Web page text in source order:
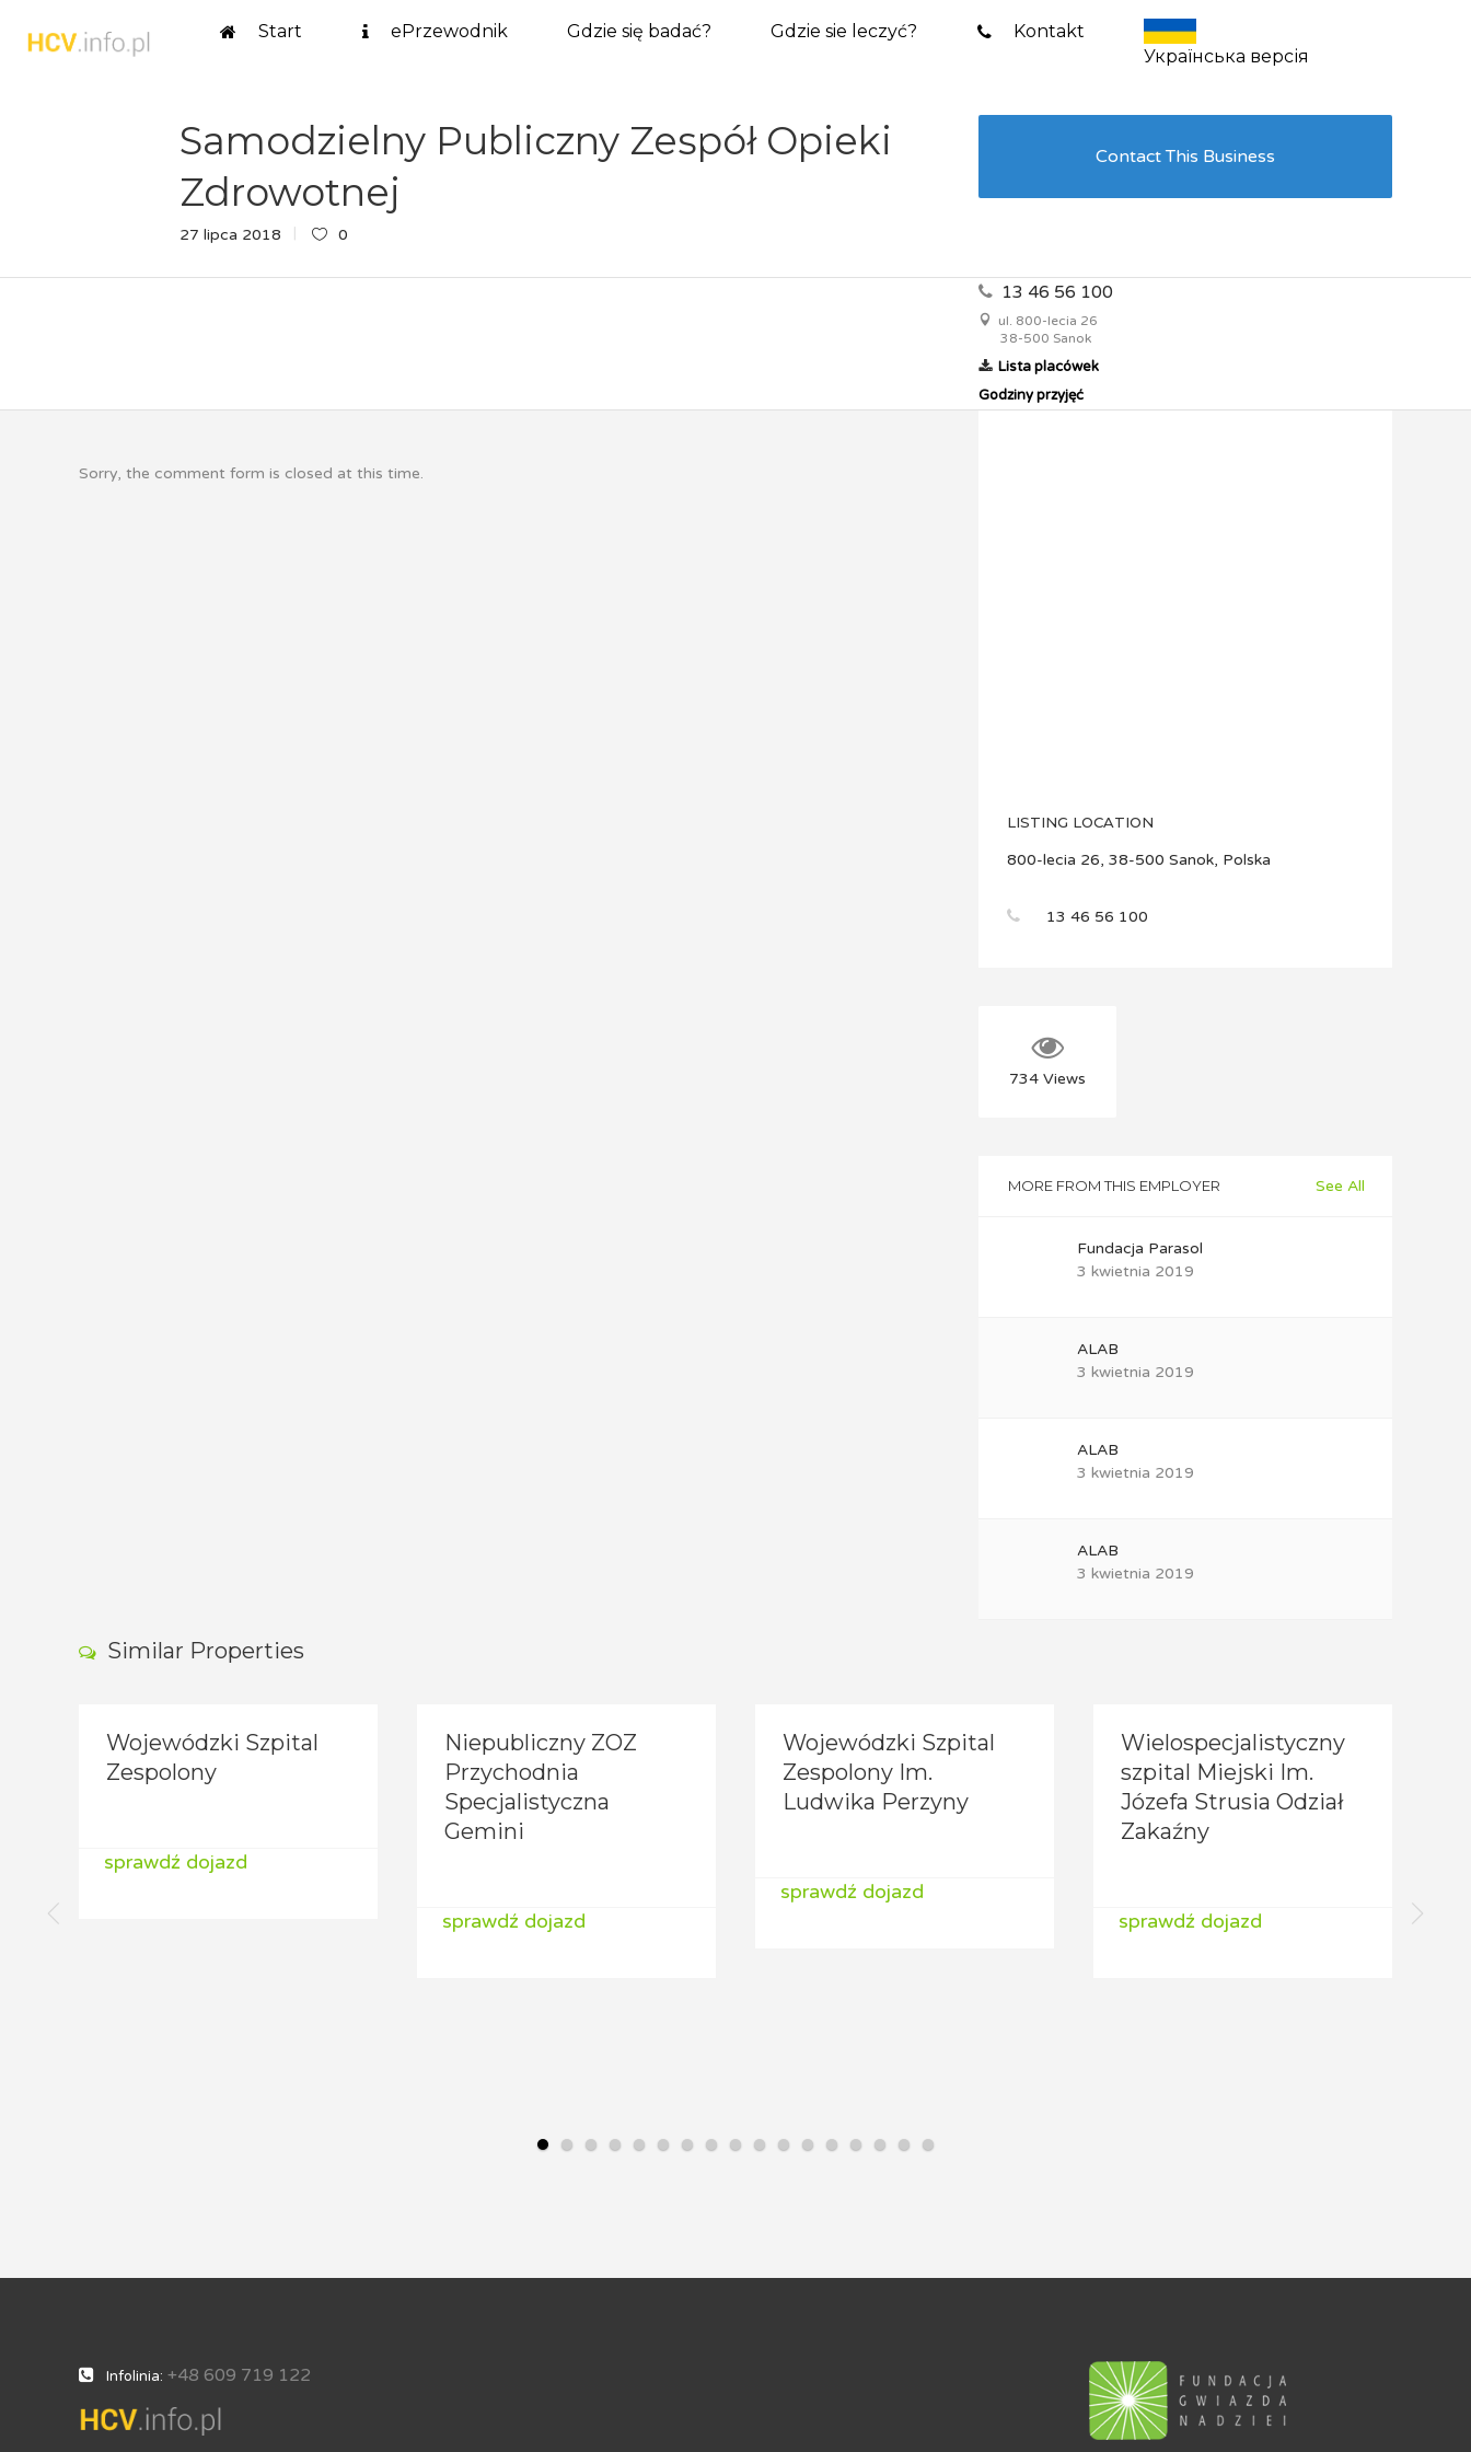
Start ePrzewodnik Gdzie się badać? Gdzie sie leczyć?
Kontakt
Українська версія
Samodzielny Publiczny Zespół Opieki
Zdrowotnej
27 lipca 2018 0
Contact This Business
13 46 56 100
ul. 800-lecia 26
38-500 Sanok
Lista placówek
Godziny przyjęć
Sorry, the comment form is closed at this time.
LISTING LOCATION
800-lecia 26, 38-500 Sanok, Polska
13 46 56 100
734 Views
MORE FROM THIS EMPLOYER See All
Fundacja Parasol
3 kwietnia 2019
ALAB
3 kwietnia 2019
ALAB
3 kwietnia 2019
ALAB
3 kwietnia 2019
Similar Properties
Wojewódzki Szpital
Zespolony
sprawdź dojazd
Niepubliczny ZOZ
Przychodnia
Specjalistyczna
Gemini
sprawdź dojazd
Wojewódzki Szpital
Zespolony Im.
Ludwika Perzyny
sprawdź dojazd
Wielospecjalistyczny
szpital Miejski Im.
Józefa Strusia Odział
Zakaźny
sprawdź dojazd
Infolinia: +48 609 719 122